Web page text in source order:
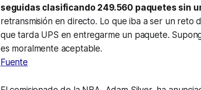
seguidas clasificando 249.560 paquetes sin
retransmisión en directo. Lo que iba a ser un reto
que tarda UPS en entregarme un paquete.
es moralmente aceptable.
Fuente